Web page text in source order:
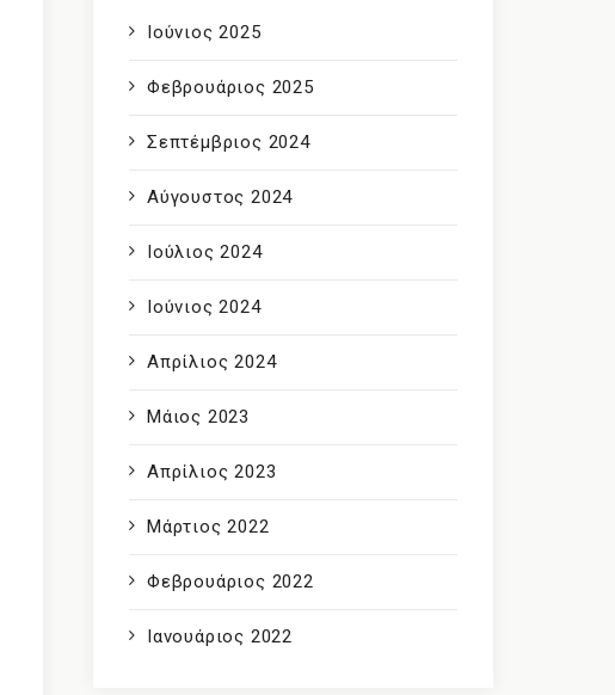
Ιούνιος 2025
Φεβρουάριος 2025
Σεπτέμβριος 2024
Αύγουστος 2024
Ιούλιος 2024
Ιούνιος 2024
Απρίλιος 2024
Μάιος 2023
Απρίλιος 2023
Μάρτιος 2022
Φεβρουάριος 2022
Ιανουάριος 2022